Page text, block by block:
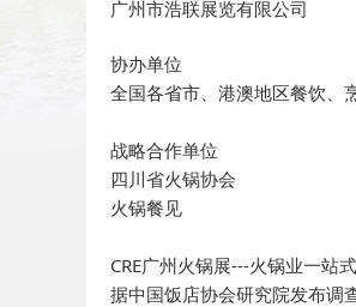
广州市浩联展览有限公司
协办单位
全国各省市、港澳地区餐饮、
战略合作单位
四川省火锅协会
火锅餐见
CRE广州火锅展---火锅业一站
据中国饭店协会研究院发布调